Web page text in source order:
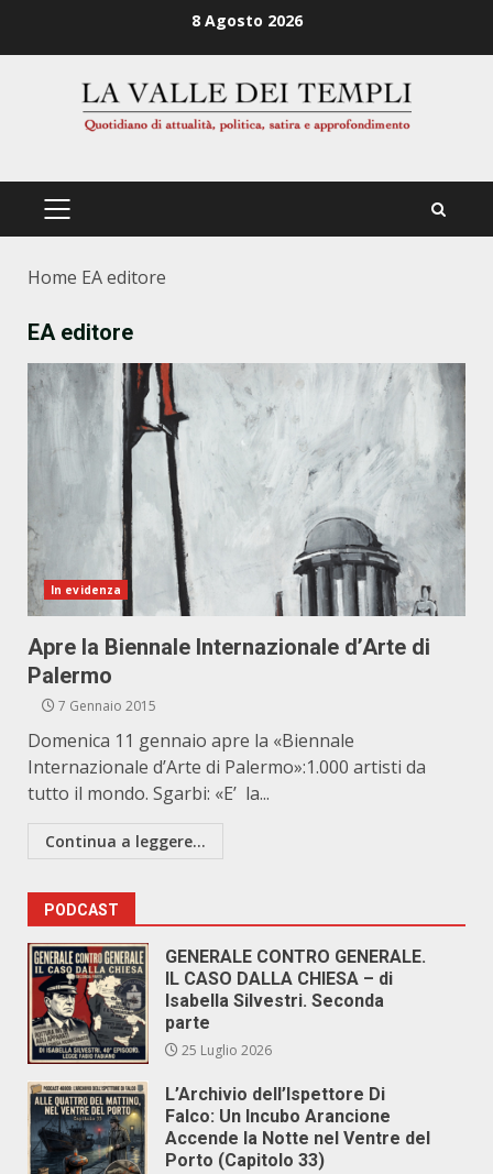
8 Agosto 2026
PRIMÄRES
Home EA editore
EA editore
In evidenza
Apre la Biennale Internazionale d’Arte di
Palermo
7 Gennaio 2015
Domenica 11 gennaio apre la «Biennale
Internazionale d’Arte di Palermo»:1.000 artisti da
tutto il mondo. Sgarbi: «E’ la...
Continua a leggere...
PODCAST
GENERALE CONTRO GENERALE.
IL CASO DALLA CHIESA – di
Isabella Silvestri. Seconda
parte
25 Luglio 2026
L’Archivio dell’Ispettore Di
Falco: Un Incubo Arancione
Accende la Notte nel Ventre del
Porto (Capitolo 33)